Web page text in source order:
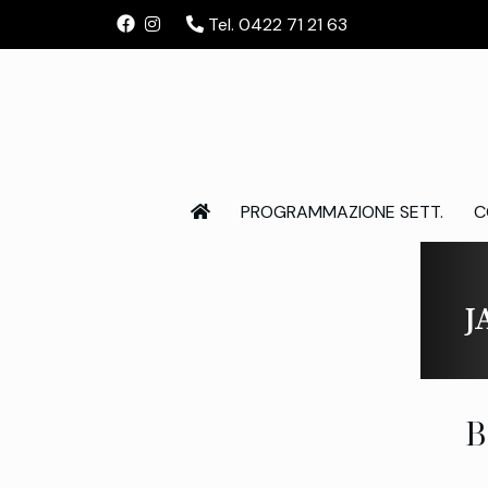
Tel. 0422 71 21 63
PROGRAMMAZIONE SETT.